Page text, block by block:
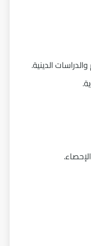
الدينية.